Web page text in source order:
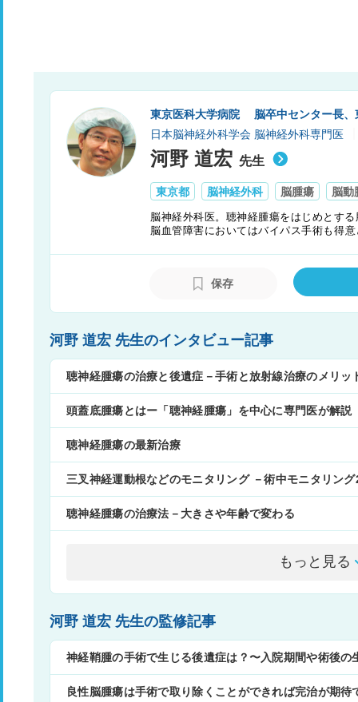
東京医科大学病院 脳卒中センター長
日本脳神経外科学会 脳神経外科専門医
河野 道宏 先生
東京都 脳神経外科 脳腫瘍 脳動
脳神経外科医。聴神経腫瘍をはじめとす
脳血管障害においてはバイパス手術も得
保存
河野 道宏 先生のインタビュー記事
聴神経腫瘍の治療と後遺症－手術と放射線治療のメリッ
頭蓋底腫瘍とはー「聴神経腫瘍」を中心に専門医が解説
聴神経腫瘍の最新治療
三叉神経運動根などのモニタリング －術中モニタリング
聴神経腫瘍の治療法－大きさや年齢で変わる
もっと見る
河野 道宏 先生の監修記事
神経鞘腫の手術で生じる後遺症は？〜入院期間や術後の
良性脳腫瘍は手術で取り除くことができれば完治が期